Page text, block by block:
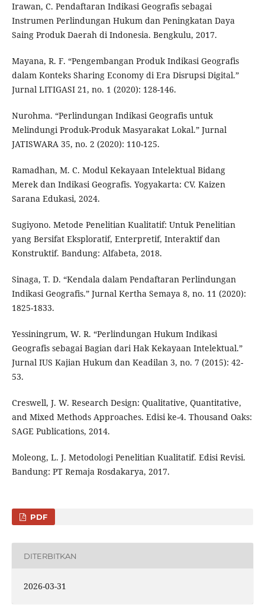
Irawan, C. Pendaftaran Indikasi Geografis sebagai
Instrumen Perlindungan Hukum dan Peningkatan Daya
Saing Produk Daerah di Indonesia. Bengkulu, 2017.
Mayana, R. F. “Pengembangan Produk Indikasi Geografis
dalam Konteks Sharing Economy di Era Disrupsi Digital.”
Jurnal LITIGASI 21, no. 1 (2020): 128-146.
Nurohma. “Perlindungan Indikasi Geografis untuk
Melindungi Produk-Produk Masyarakat Lokal.” Jurnal
JATISWARA 35, no. 2 (2020): 110-125.
Ramadhan, M. C. Modul Kekayaan Intelektual Bidang
Merek dan Indikasi Geografis. Yogyakarta: CV. Kaizen
Sarana Edukasi, 2024.
Sugiyono. Metode Penelitian Kualitatif: Untuk Penelitian
yang Bersifat Eksploratif, Enterpretif, Interaktif dan
Konstruktif. Bandung: Alfabeta, 2018.
Sinaga, T. D. “Kendala dalam Pendaftaran Perlindungan
Indikasi Geografis.” Jurnal Kertha Semaya 8, no. 11 (2020):
1825-1833.
Yessiningrum, W. R. “Perlindungan Hukum Indikasi
Geografis sebagai Bagian dari Hak Kekayaan Intelektual.”
Jurnal IUS Kajian Hukum dan Keadilan 3, no. 7 (2015): 42-
53.
Creswell, J. W. Research Design: Qualitative, Quantitative,
and Mixed Methods Approaches. Edisi ke-4. Thousand Oaks:
SAGE Publications, 2014.
Moleong, L. J. Metodologi Penelitian Kualitatif. Edisi Revisi.
Bandung: PT Remaja Rosdakarya, 2017.
PDF
DITERBITKAN
2026-03-31